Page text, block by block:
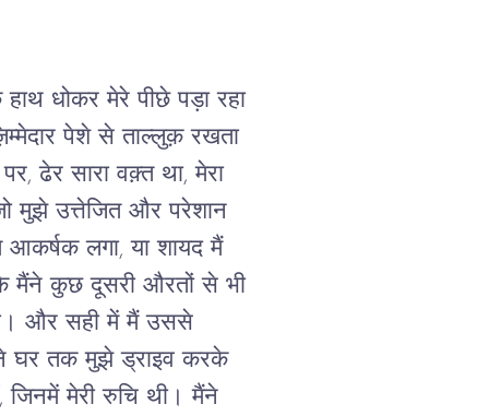
धोकर मेरे पीछे पड़ा रहा
पेशे से ताल्लुक़ रखता
ढेर सारा वक़्त था, मेरा
मुझे उत्तेजित और परेशान
लगा, या शायद मैं
मैंने कुछ दूसरी औरतों से भी
और सही में मैं उससे
घर तक मुझे ड्राइव करके
मेरी रुचि थी। मैंने